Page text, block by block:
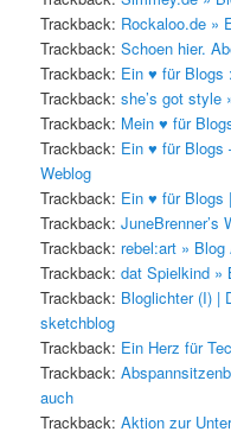
Trackback: Rockaloo.de »
Trackback:Schoen hier.
Trackback: Ein ♥ für Blogs
Trackback:she’s got style
Trackback: Mein ♥ für
Trackback: Ein ♥ für
Weblog
Trackback: Ein ♥ für Blogs
Trackback:JuneBrenner’s
Trackback: rebel:art »
Trackback:dat Spielkind »
Trackback: Bloglichter (I) |
sketchblog
Trackback: Ein Herz für
Trackback:
auch
Trackback:Aktion zur